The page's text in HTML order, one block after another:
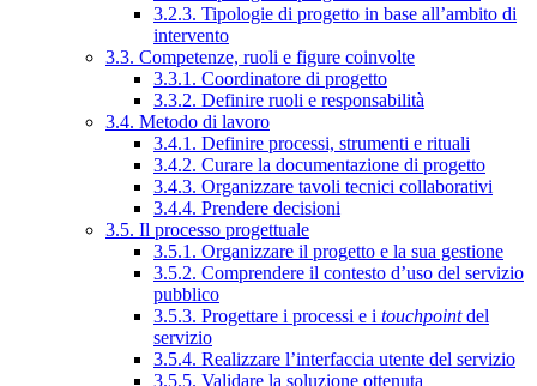
3.2.3. Tipologie di progetto in base all’ambito di
intervento
3.3. Competenze, ruoli e figure coinvolte
3.3.1. Coordinatore di progetto
3.3.2. Definire ruoli e responsabilità
3.4. Metodo di lavoro
3.4.1. Definire processi, strumenti e rituali
3.4.2. Curare la documentazione di progetto
3.4.3. Organizzare tavoli tecnici collaborativi
3.4.4. Prendere decisioni
3.5. Il processo progettuale
3.5.1. Organizzare il progetto e la sua gestione
3.5.2. Comprendere il contesto d’uso del servizio
pubblico
3.5.3. Progettare i processi e i touchpointdel
servizio
3.5.4. Realizzare l’interfaccia utente del servizio
3.5.5. Validare la soluzione ottenuta